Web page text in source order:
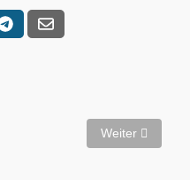
Preisskat am 12.02.2026 im
Nächster
Weiter